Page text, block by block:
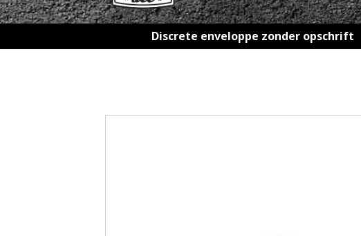
Discrete enveloppe zonder opschrift